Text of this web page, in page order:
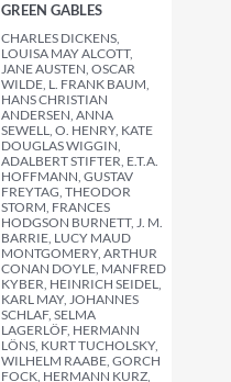
GREEN GABLES
CHARLES DICKENS,
LOUISA MAY ALCOTT,
JANE AUSTEN, OSCAR
WILDE, L. FRANK BAUM,
HANS CHRISTIAN
ANDERSEN, ANNA
SEWELL, O. HENRY, KATE
DOUGLAS WIGGIN,
ADALBERT STIFTER, E.T.A.
HOFFMANN, GUSTAV
FREYTAG, THEODOR
STORM, FRANCES
HODGSON BURNETT, J. M.
BARRIE, LUCY MAUD
MONTGOMERY, ARTHUR
CONAN DOYLE, MANFRED
KYBER, HEINRICH SEIDEL,
KARL MAY, JOHANNES
SCHLAF, SELMA
LAGERLÖF, HERMANN
LÖNS, KURT TUCHOLSKY,
WILHELM RAABE, GORCH
FOCK, HERMANN KURZ,